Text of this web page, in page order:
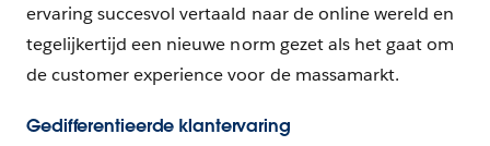
ervaring succesvol vertaald naar de online wereld en
tegelijkertijd een nieuwe norm gezet als het gaat om
de customer experience voor de massamarkt.
Gedifferentieerde klantervaring